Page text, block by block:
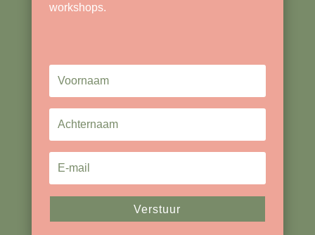
workshops.
Verstuur